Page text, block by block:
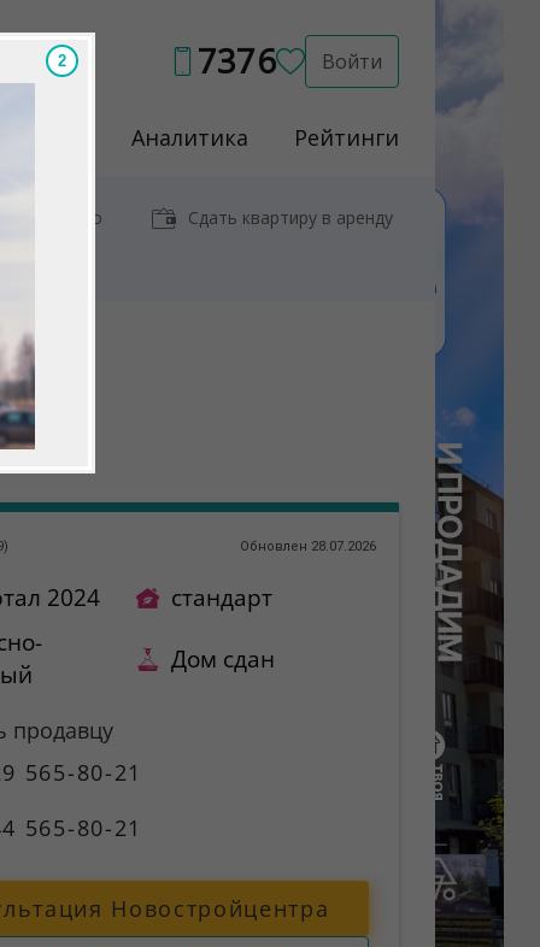
7376 Войти
Аналитика Рейтинги
у метро Сдать квартиру в аренду
) Обновлен 28.07.2026
2024
стандарт
Дом сдан
продавцу
565-80-21
565-80-21
Новостройцентра
1